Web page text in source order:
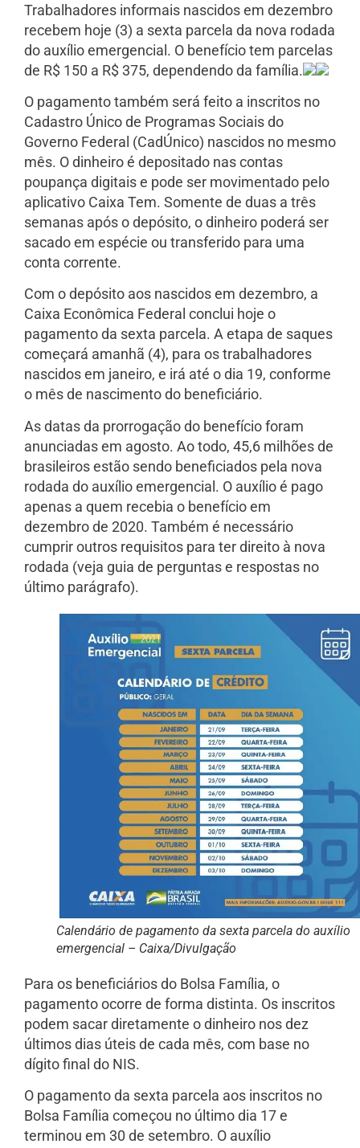
Trabalhadores informais nascidos em dezembro
recebem hoje (3) a sexta parcela da nova rodada
do auxílio emergencial. O benefício tem parcelas
de R$ 150 a R$ 375, dependendo da família.
O pagamento também será feito a inscritos no
Cadastro Único de Programas Sociais do
Governo Federal (CadÚnico) nascidos no mesmo
mês. O dinheiro é depositado nas contas
poupança digitais e pode ser movimentado pelo
aplicativo Caixa Tem. Somente de duas a três
semanas após o depósito, o dinheiro poderá ser
sacado em espécie ou transferido para uma
conta corrente.
Com o depósito aos nascidos em dezembro, a
Caixa Econômica Federal conclui hoje o
pagamento da sexta parcela. A etapa de saques
começará amanhã (4), para os trabalhadores
nascidos em janeiro, e irá até o dia 19, conforme
o mês de nascimento do beneficiário.
As datas da prorrogação do benefício foram
anunciadas em agosto. Ao todo, 45,6 milhões de
brasileiros estão sendo beneficiados pela nova
rodada do auxílio emergencial. O auxílio é pago
apenas a quem recebia o benefício em
dezembro de 2020. Também é necessário
cumprir outros requisitos para ter direito à nova
rodada (veja guia de perguntas e respostas no
último parágrafo).
Calendário de pagamento da sexta parcela do auxílio
emergencial – Caixa/Divulgação
Para os beneficiários do Bolsa Família, o
pagamento ocorre de forma distinta. Os inscritos
podem sacar diretamente o dinheiro nos dez
últimos dias úteis de cada mês, com base no
dígito final do NIS.
O pagamento da sexta parcela aos inscritos no
Bolsa Família começou no último dia 17 e
terminou em 30 de setembro. O auxílio